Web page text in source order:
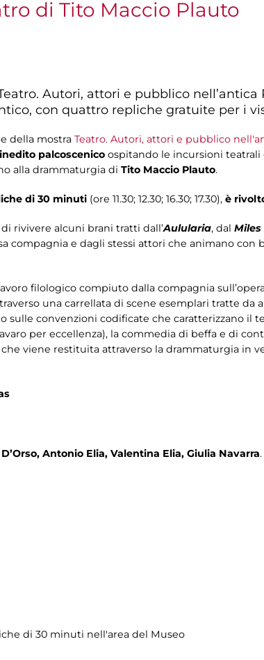
di Tito Maccio Plauto
Autori, attori e pubblico
con quattro repliche gratuite per i
della mostra Teatro. Autori, attori e pubblico
palcoscenico ospitando le incursioni teatrali
alla drammaturgia di Tito Maccio Plauto.
di 30 minuti (ore 11.30; 12.30; 16.30; 17.30), è
rivivere alcuni brani tratti dall’Aulularia, dal Miles
compagnia e dagli stessi attori che animano con
filologico compiuto dalla compagnia
una carrellata di scene esemplari tratte
sulle convenzioni codificate che caratterizzano il
per eccellenza), la commedia di beffa e di
viene restituita attraverso la drammaturgia in
Antonio Elia, Valentina Elia, Giulia Navarra.
di 30 minuti nell'area del Museo